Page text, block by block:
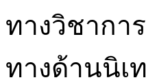
ทางวิชากา
ทางด้านนิเ